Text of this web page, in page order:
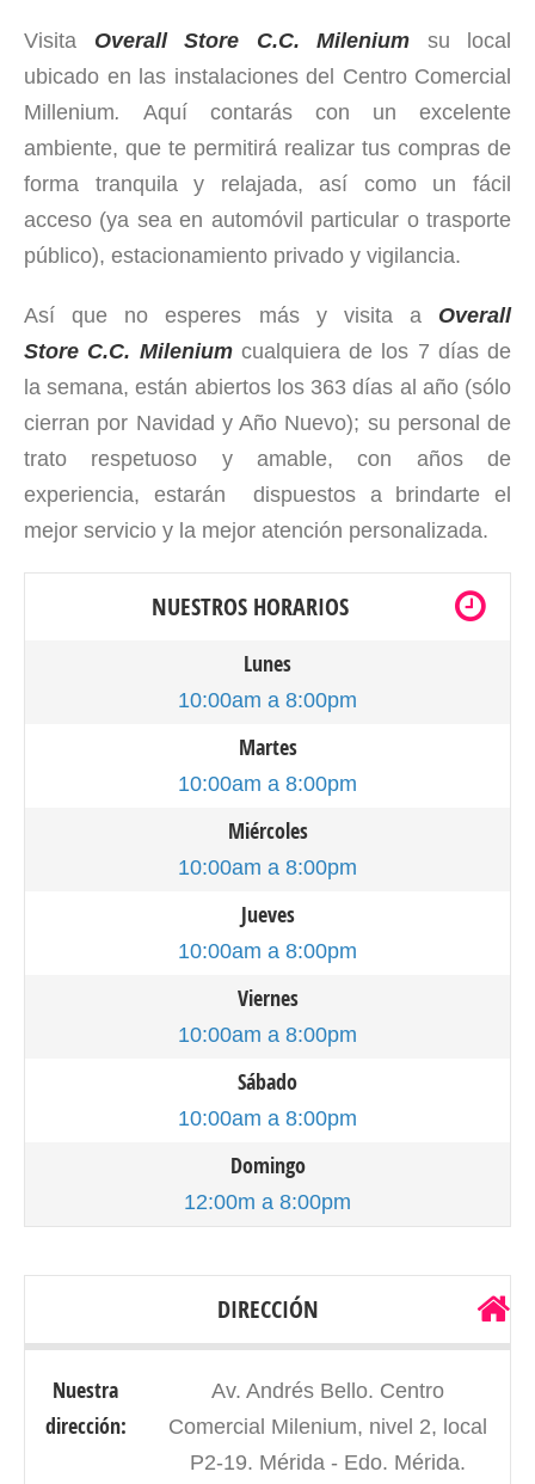
Visita Overall Store C.C. Milenium su local
ubicado en las instalaciones del Centro Comercial
Millenium. Aquí contarás con un excelente
ambiente, que te permitirá realizar tus compras de
forma tranquila y relajada, así como un fácil
acceso (ya sea en automóvil particular o trasporte
público), estacionamiento privado y vigilancia.
Así que no esperes más y visita a Overall
Store C.C. Mileniumcualquiera de los 7 días de
la semana, están abiertos los 363 días al año (sólo
cierran por Navidad y Año Nuevo); su personal de
trato respetuoso y amable, con años de
experiencia, estarán dispuestos a brindarte el
mejor servicio y la mejor atención personalizada.
NUESTROS HORARIOS
Lunes
10:00am a 8:00pm
Martes
10:00am a 8:00pm
Miércoles
10:00am a 8:00pm
Jueves
10:00am a 8:00pm
Viernes
10:00am a 8:00pm
Sábado
10:00am a 8:00pm
Domingo
12:00m a 8:00pm
DIRECCIÓN
Nuestra
dirección:
Av. Andrés Bello. Centro
Comercial Milenium, nivel 2, local
P2-19. Mérida - Edo. Mérida.